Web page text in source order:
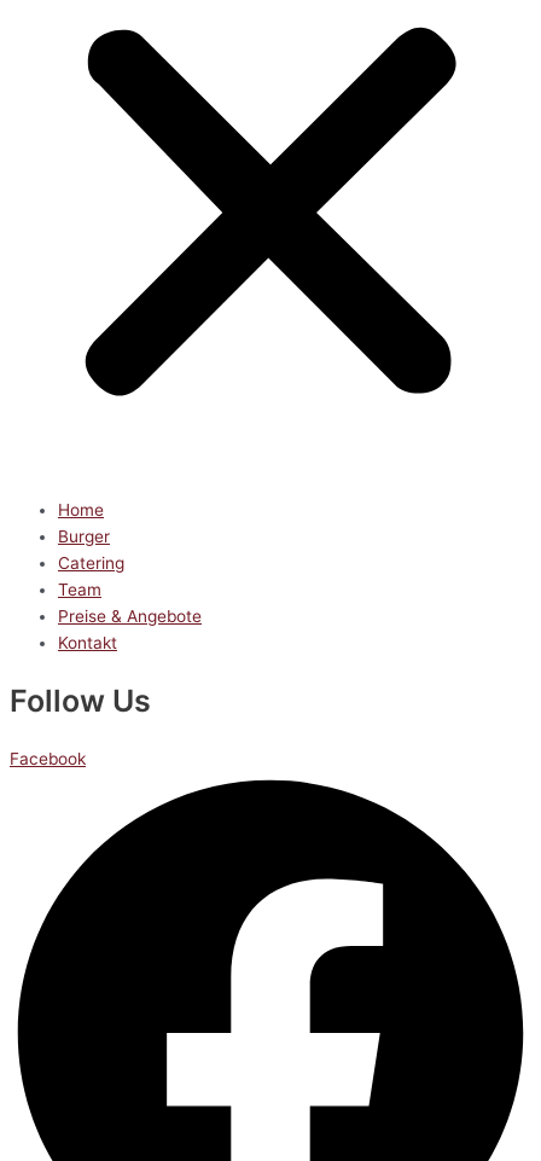
Home
Burger
Catering
Team
Preise & Angebote
Kontakt
Follow Us
Facebook